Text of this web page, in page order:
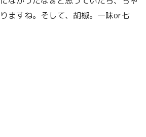
ますね。そして、胡椒。一味or七